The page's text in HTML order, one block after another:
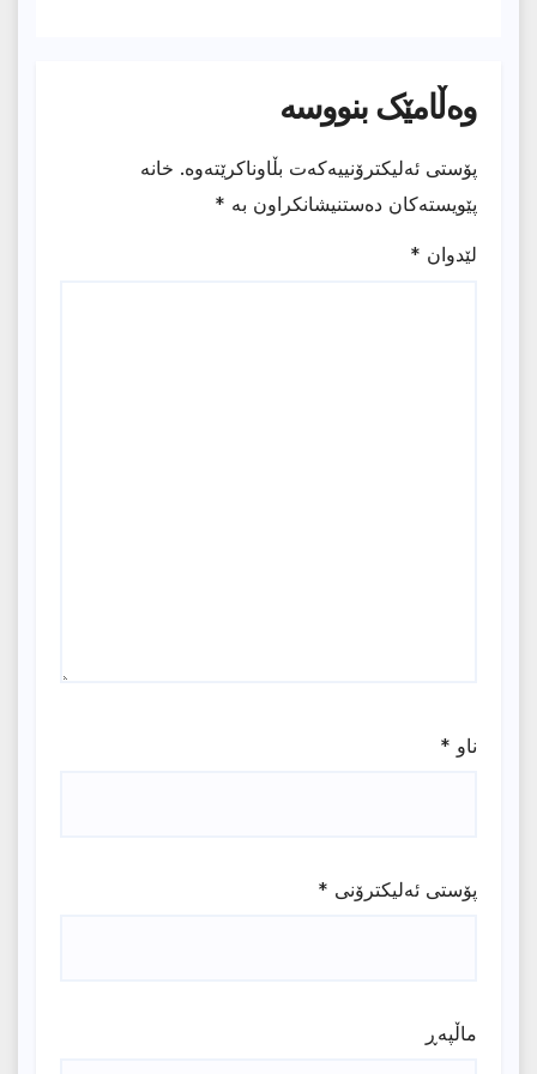
وەڵامێک بنووسە
پۆستی ئەلیکترۆنییەکەت بڵاوناکرێتەوە. خانە
پێویستەکان دەستنیشانکراون بە *
لێدوان *
ناو *
پۆستی ئەلیکترۆنی *
ماڵپه‌ڕ